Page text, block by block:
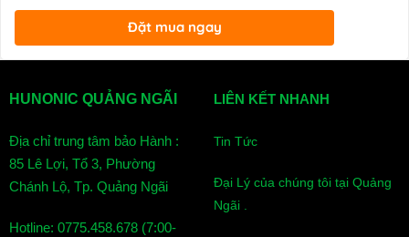
Đặt mua ngay
HUNONIC QUẢNG NGÃI
Địa chỉ trung tâm bảo Hành :
85 Lê Lợi, Tổ 3, Phường
Chánh Lộ, Tp. Quảng Ngãi
Hotline: 0775.458.678 (7:00-
LIÊN KẾT NHANH
Tin Tức
Đại Lý của chúng tôi tại Quảng
Ngãi .